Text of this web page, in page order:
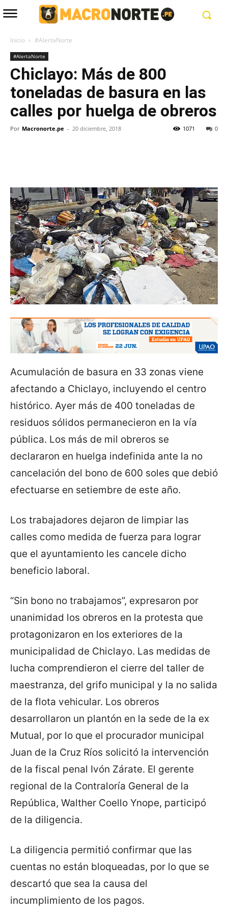
Inicio #AlertaNorte
#AlertaNorte
Chiclayo: Más de 800
toneladas de basura en las
calles por huelga de obreros
Por Macronorte.pe - 20 diciembre, 2018 0
1071
Acumulación de basura en 33 zonas viene
afectando a Chiclayo, incluyendo el centro
histórico. Ayer más de 400 toneladas de
residuos sólidos permanecieron en la vía
pública. Los más de mil obreros se
declararon en huelga indefinida ante la no
cancelación del bono de 600 soles que debió
efectuarse en setiembre de este año.
Los trabajadores dejaron de limpiar las
calles como medida de fuerza para lograr
que el ayuntamiento les cancele dicho
beneficio laboral.
“Sin bono no trabajamos”, expresaron por
unanimidad los obreros en la protesta que
protagonizaron en los exteriores de la
municipalidad de Chiclayo. Las medidas de
lucha comprendieron el cierre del taller de
maestranza, del grifo municipal y la no salida
de la flota vehicular. Los obreros
desarrollaron un plantón en la sede de la ex
Mutual, por lo que el procurador municipal
Juan de la Cruz Ríos solicitó la intervención
de la fiscal penal Ivón Zárate. El gerente
regional de la Contraloría General de la
República, Walther Coello Ynope, participó
de la diligencia.
La diligencia permitió confirmar que las
cuentas no están bloqueadas, por lo que se
descartó que sea la causa del
incumplimiento de los pagos.